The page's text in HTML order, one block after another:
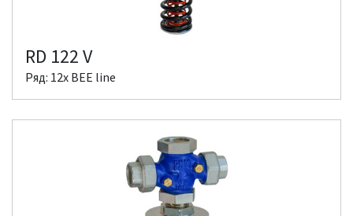
RD 122 V
Ряд: 12x BEE line